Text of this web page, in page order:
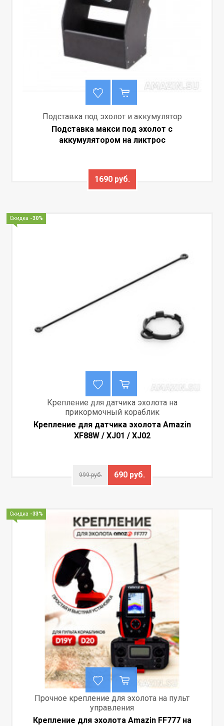
Подставка под эхолот и аккумулятор
Подставка макси под эхолот с
аккумулятором на ликтрос
1690 руб.
Скидка -30%
Крепление для датчика эхолота на
прикормочный кораблик
Крепление для датчика эхолота Amazin
XF88W / XJ01 / XJ02
999 руб. 690 руб.
Скидка -33%
Прочное крепление для эхолота на пульт
управления
Крепление для эхолота Amazin FF777 на